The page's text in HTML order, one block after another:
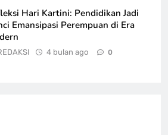
Hari Kartini: Pendidikan Jadi
Emansipasi Perempuan di Era
4 bulan ago 0